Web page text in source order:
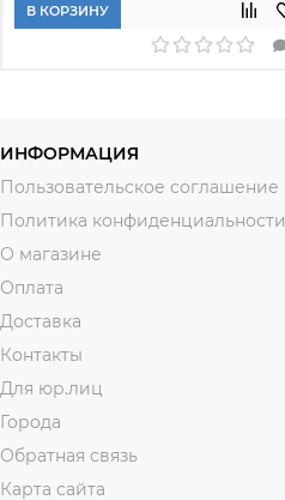
В КОРЗИНУ
ИНФОРМАЦИЯ
Пользовательское соглашение
Политика конфиденциальности
О магазине
Оплата
Доставка
Контакты
Для юр.лиц
Города
Обратная связь
Карта сайта